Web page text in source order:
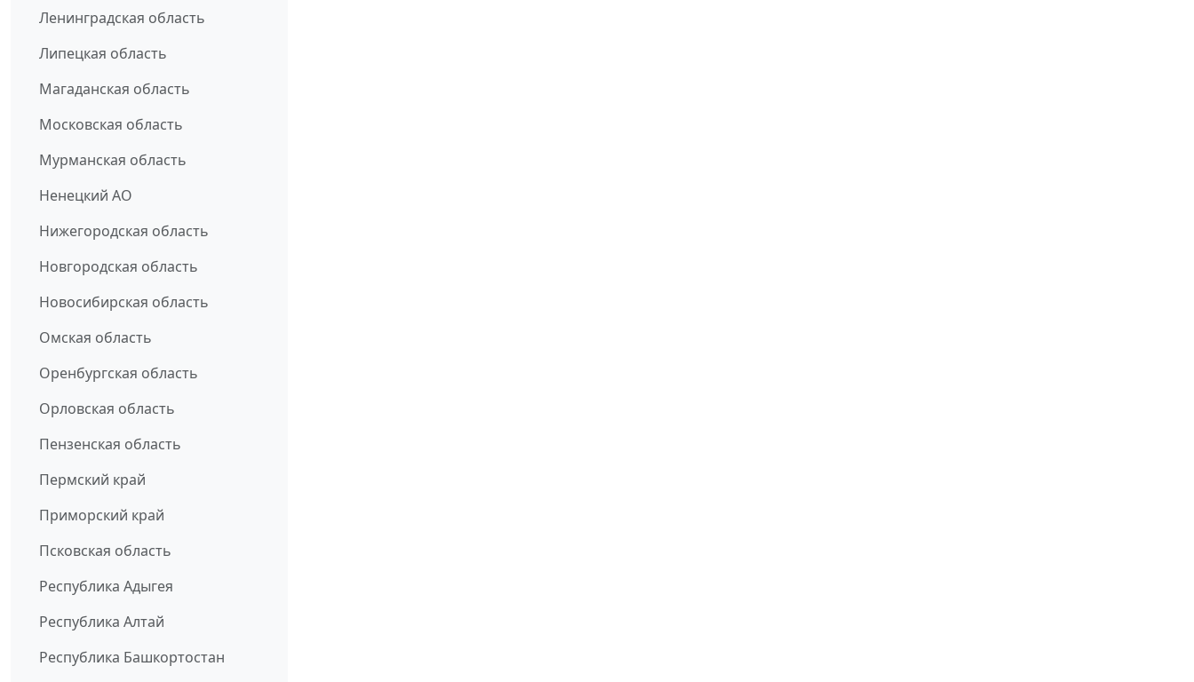
Ленинградская область
Липецкая область
Магаданская область
Московская область
Мурманская область
Ненецкий АО
Нижегородская область
Новгородская область
Новосибирская область
Омская область
Оренбургская область
Орловская область
Пензенская область
Пермский край
Приморский край
Псковская область
Республика Адыгея
Республика Алтай
Республика Башкортостан